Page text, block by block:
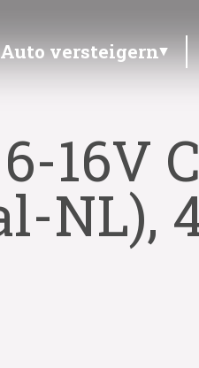
versteigern
16V
NL),